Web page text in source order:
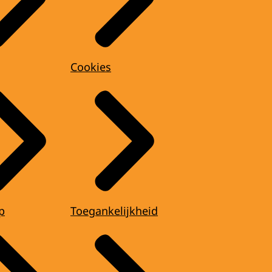
Cookies
Toegankelijkheid